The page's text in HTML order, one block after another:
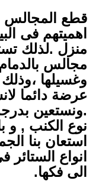
قطع المجالس
اهميتهم فى
منزل .لذلك
مجالس
وغسيلها ،وذلك
عرضة دائما
.ونستعين
نوع الكنب , و
استعان بنا
انواع
الى فكها.